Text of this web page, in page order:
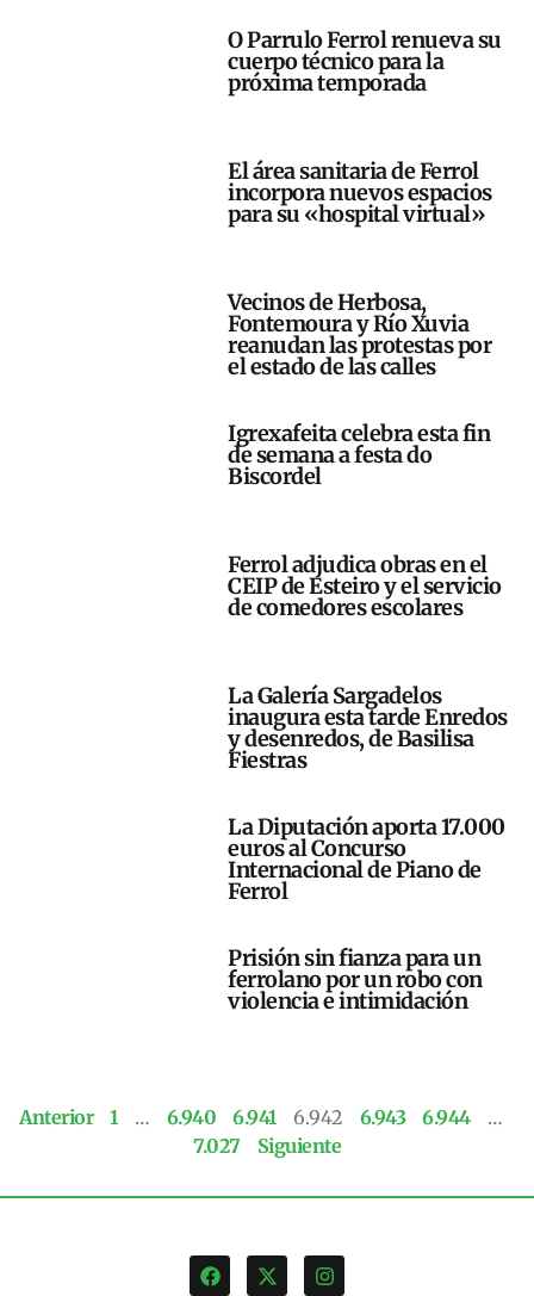
O Parrulo Ferrol renueva su
cuerpo técnico para la
próxima temporada
El área sanitaria de Ferrol
incorpora nuevos espacios
para su «hospital virtual»
Vecinos de Herbosa,
Fontemoura y Río Xuvia
reanudan las protestas por
el estado de las calles
Igrexafeita celebra esta fin
de semana a festa do
Biscordel
Ferrol adjudica obras en el
CEIP de Esteiro y el servicio
de comedores escolares
La Galería Sargadelos
inaugura esta tarde Enredos
y desenredos, de Basilisa
Fiestras
La Diputación aporta 17.000
euros al Concurso
Internacional de Piano de
Ferrol
Prisión sin fianza para un
ferrolano por un robo con
violencia e intimidación
Anterior 1 … 6.940 6.941 6.942 6.943 6.944
…
7.027
Siguiente